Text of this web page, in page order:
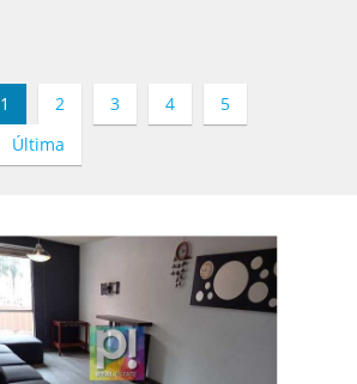
1 2 3 4
5
Última